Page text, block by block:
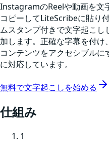
InstagramのReelや動画を文
コピーしてLiteScribeに貼り
ムスタンプ付きで文字起こ
加します。正確な字幕を付け
コンテンツをアクセシブル
に対応しています。
無料で文字起こしを始める
仕組み
1